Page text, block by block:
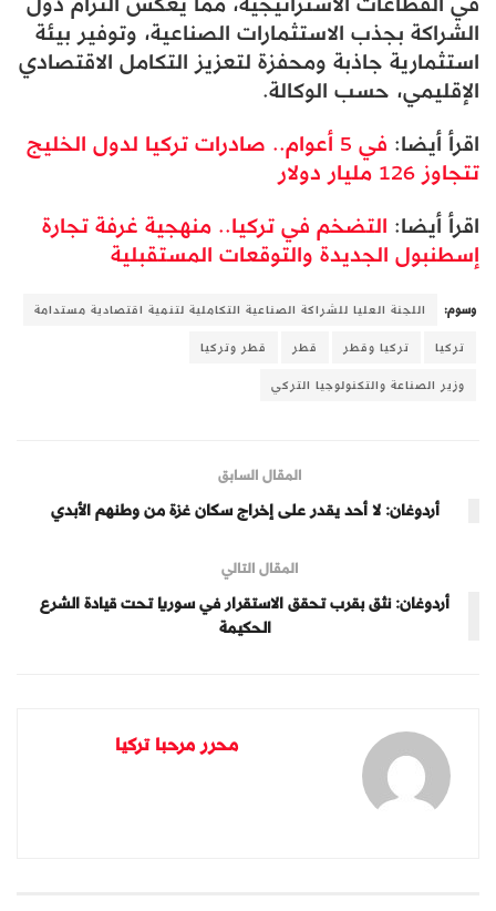
الشراكة بجذب الاستثمارات الصناعية، وتوفير بيئة
استثمارية جاذبة ومحفزة لتعزيز التكامل الاقتصادي
الإقليمي، حسب الوكالة.
اقرأ أيضا:
في 5 أعوام.. صادرات تركيا لدول الخليج
تتجاوز 126 مليار دولار
اقرأ أيضا: التضخم في تركيا.. منهجية غرفة تجارة
إسطنبول الجديدة والتوقعات المستقبلية
وسوم:
اللجنة العليا للشراكة الصناعية التكاملية لتنمية اقتصادية مستدامة
تركيا
تركيا وقطر قطر
قطر وتركيا
وزير الصناعة والتكنولوجيا التركي
المقال السابق
أردوغان: لا أحد يقدر على إخراج سكان غزة من وطنهم الأبدي
المقال التالي
أردوغان: نثق بقرب تحقق الاستقرار في سوريا تحت قيادة الشرع
الحكيمة
محرر مرحبا تركيا